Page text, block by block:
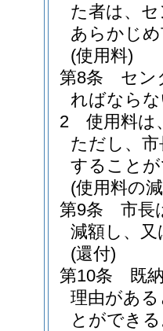
た者は、
あらかじ
(使用料)
第8条
セン
ればなら
2
使用料は
ただし、
すること
(使用料の
第9条
市長
減額し、
(還付)
第10条
既
理由があ
とができ